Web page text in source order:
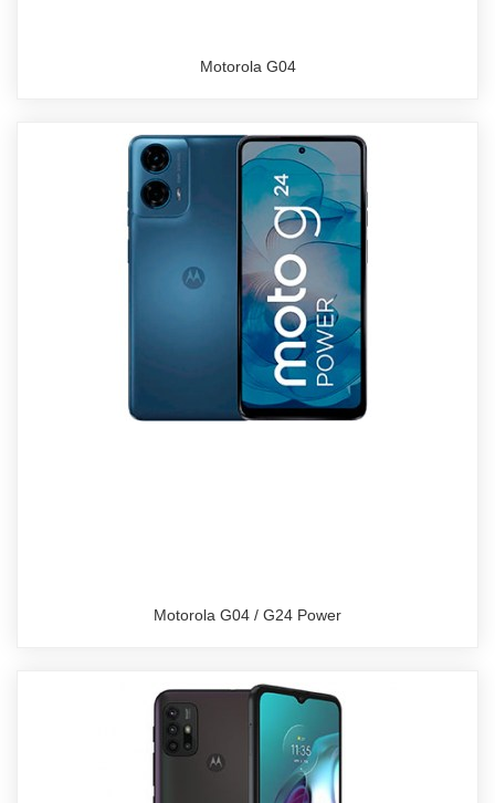
Motorola G04
Motorola G04 / G24 Power